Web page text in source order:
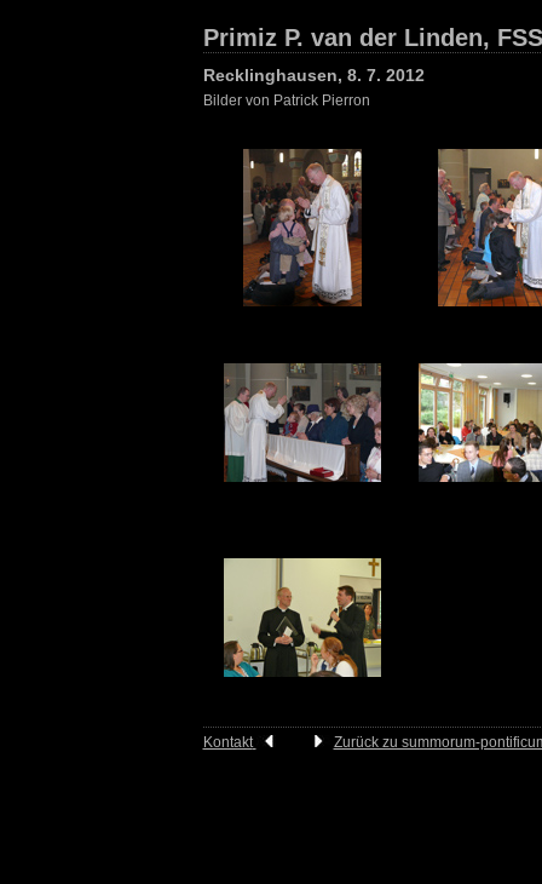
Primiz P. van der Linden,
Recklinghausen, 8. 7. 2012
Bilder von Patrick Pierron
25 26
29 30
33
Kontakt Zurück zu summorum-